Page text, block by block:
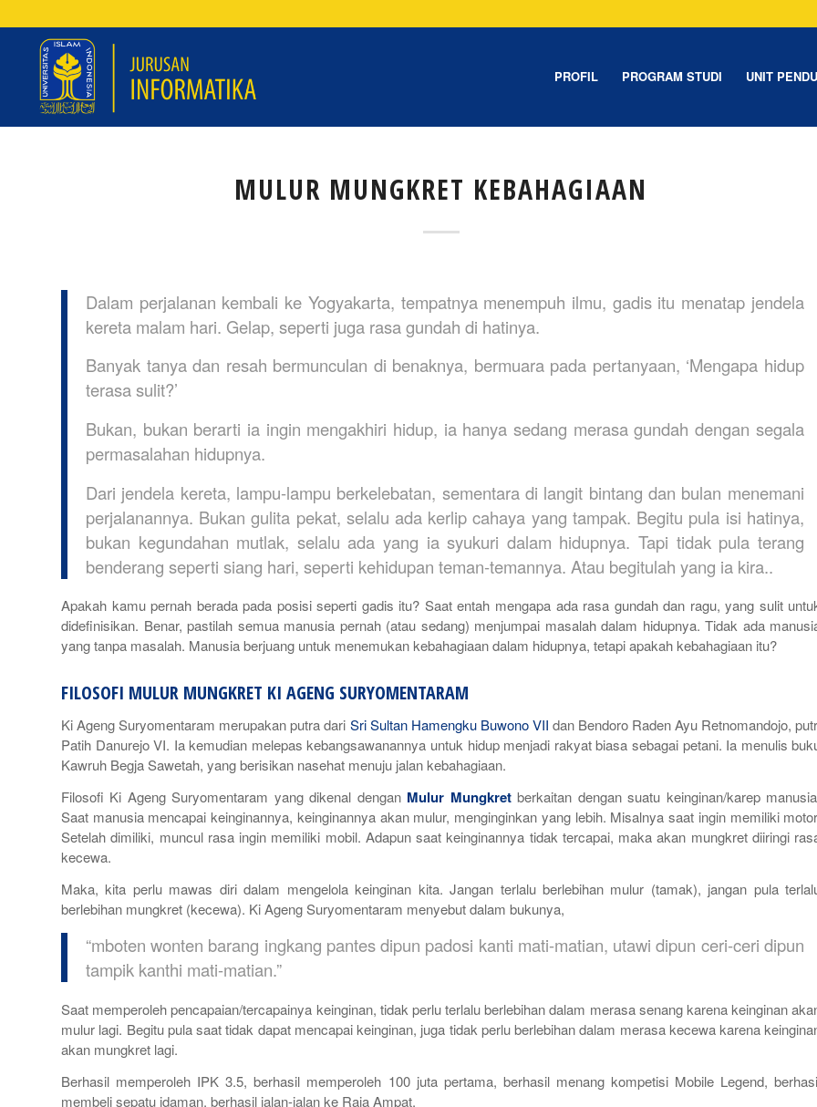
PROFIL PROGRAM STUDI UNIT
MULUR MUNGKRET KEBAHAGIAAN
Dalam perjalanan kembali ke Yogyakarta, tempatnya menempuh ilmu, gadis itu menatap jendela
kereta malam hari. Gelap, seperti juga rasa gundah di hatinya.
Banyak tanya dan resah bermunculan di benaknya, bermuara pada pertanyaan, ‘Mengapa hidup
terasa sulit?’
Bukan, bukan berarti ia ingin mengakhiri hidup, ia hanya sedang merasa gundah dengan segala
permasalahan hidupnya.
Dari jendela kereta, lampu-lampu berkelebatan, sementara di langit bintang dan bulan menemani
perjalanannya. Bukan gulita pekat, selalu ada kerlip cahaya yang tampak. Begitu pula isi hatinya,
bukan kegundahan mutlak, selalu ada yang ia syukuri dalam hidupnya. Tapi tidak pula terang
benderang seperti siang hari, seperti kehidupan teman-temannya. Atau begitulah yang ia kira..
Apakah kamu pernah berada pada posisi seperti gadis itu? Saat entah mengapa ada rasa gundah dan ragu, yang sulit
didefinisikan. Benar, pastilah semua manusia pernah (atau sedang) menjumpai masalah dalam hidupnya. Tidak ada
yang tanpa masalah. Manusia berjuang untuk menemukan kebahagiaan dalam hidupnya, tetapi apakah kebahagiaan itu?
FILOSOFI MULUR MUNGKRET KI AGENG SURYOMENTARAM
Ki Ageng Suryomentaram merupakan putra dari Sri Sultan Hamengku Buwono VII dan Bendoro Raden Ayu Retnomandojo,
Patih Danurejo VI. Ia kemudian melepas kebangsawanannya untuk hidup menjadi rakyat biasa sebagai petani. Ia menulis
Kawruh Begja Sawetah, yang berisikan nasehat menuju jalan kebahagiaan.
Filosofi Ki Ageng Suryomentaram yang dikenal dengan Mulur Mungkretberkaitan dengan suatu keinginan/karep
Saat manusia mencapai keinginannya, keinginannya akan mulur, menginginkan yang lebih. Misalnya saat ingin memiliki
Setelah dimiliki, muncul rasa ingin memiliki mobil. Adapun saat keinginannya tidak tercapai, maka akan mungkret diiringi
kecewa.
Maka, kita perlu mawas diri dalam mengelola keinginan kita. Jangan terlalu berlebihan mulur (tamak), jangan pula
berlebihan mungkret (kecewa). Ki Ageng Suryomentaram menyebut dalam bukunya,
“mboten wonten barang ingkang pantes dipun padosi kanti mati-matian, utawi dipun ceri-ceri dipun
tampik kanthi mati-matian.”
Saat memperoleh pencapaian/tercapainya keinginan, tidak perlu terlalu berlebihan dalam merasa senang karena keinginan
mulur lagi. Begitu pula saat tidak dapat mencapai keinginan, juga tidak perlu berlebihan dalam merasa kecewa karena
akan mungkret lagi.
Berhasil memperoleh IPK 3.5, berhasil memperoleh 100 juta pertama, berhasil menang kompetisi Mobile Legend,
membeli sepatu idaman, berhasil jalan-jalan ke Raja Ampat.